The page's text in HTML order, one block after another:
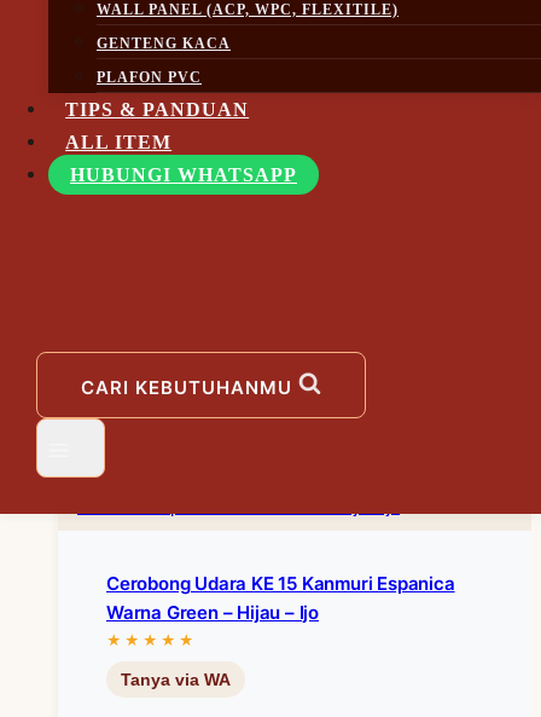
WALL PANEL (ACP, WPC, FLEXITILE)
GENTENG KACA
PLAFON PVC
TIPS & PANDUAN
ALL ITEM
HUBUNGI WHATSAPP
CARI KEBUTUHANMU
Aksesoris Special (Ayam) KE 16 Kanmuri
Espanica Warna Green – Hijau – Ijo
Jual Aksesoris Special (Ayam) KE 16
Selesaikan Pesanan Sekarang
Cerobong Udara KE 15 Kanmuri Espanica
Warna Green – Hijau – Ijo